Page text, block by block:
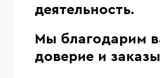
деятельность.
Мы благодарим
доверие и